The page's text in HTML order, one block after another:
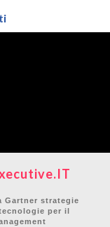
Gartner strategie
per il